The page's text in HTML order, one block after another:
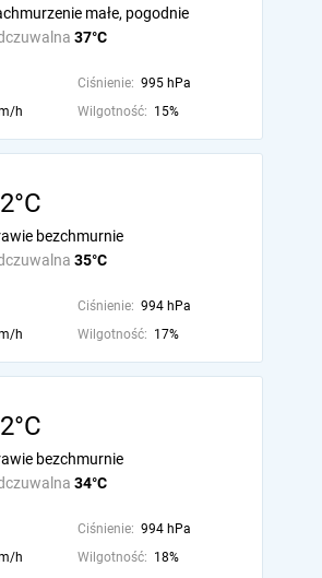
37°C
małe, pogodnie
Ciśnienie: 995 hPa
h Wilgotność: 15%
35°C
bezchmurnie
Ciśnienie: 994 hPa
h Wilgotność: 17%
34°C
bezchmurnie
Ciśnienie: 994 hPa
h Wilgotność: 18%